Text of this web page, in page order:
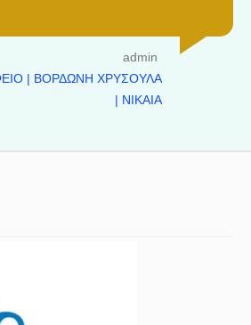
admin
| ΒΟΡΔΩΝΗ ΧΡΥΣΟΥΛΑ
| ΝΙΚΑΙΑ